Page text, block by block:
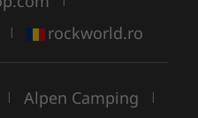
| rockworld.ro
| Alpen Camping |